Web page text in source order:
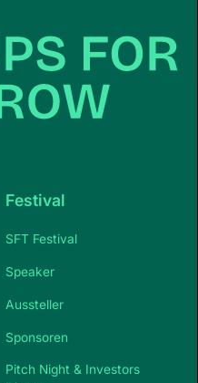
Festival
SFT Festival
Speaker
Aussteller
Sponsoren
Pitch Night & Investors